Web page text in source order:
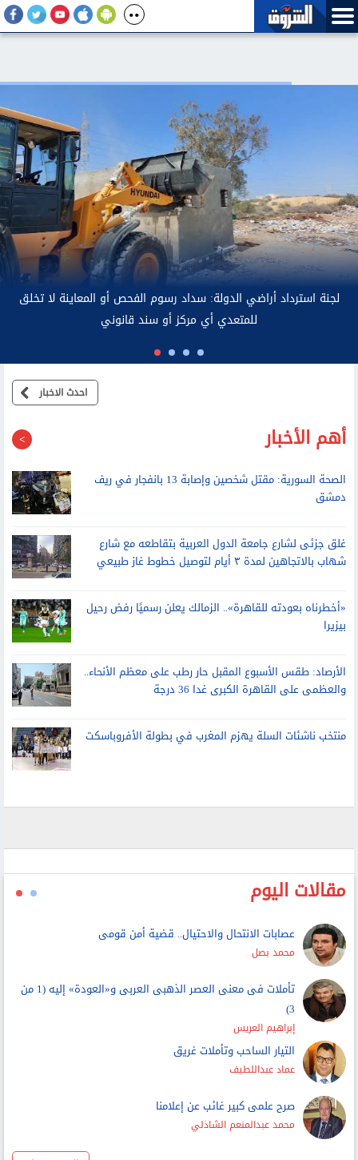
لجنة
واقعة فيديو مشاجرة فتاة وسائق أوبر بكفالة مالية
احدث الاخبار
أهم الأخبار
الصحة السورية: مقتل شخصين وإصابة 13 بانفجار في ريف
دمشق
غلق جزئى لشارع جامعة الدول العربية بتقاطعه مع شارع
شهاب بالاتجاهين لمدة ٣ أيام لتوصيل خطوط غاز طبيعي
«أخطرناه بعودته للقاهرة».. الزمالك يعلن رسميًا رفض رحيل
بيزيرا
الأرصاد: طقس الأسبوع المقبل حار رطب على معظم الأنحاء..
والعظمى على القاهرة الكبرى غدا 36 درجة
منتخب ناشئات السلة يهزم المغرب في بطولة الأفروباسكت
مقالات اليوم
عصابات الانتحال والاحتيال.. قضية أمن قومى
محمد بصل
تأملات فى معنى العصر الذهبى العربى و«العودة» إليه (1 من
3)
إبراهيم العريس
التيار الساحب وتأملات غريق
عماد عبداللطيف
صرح علمى كبير غائب عن إعلامنا
محمد عبدالمنعم الشاذلي